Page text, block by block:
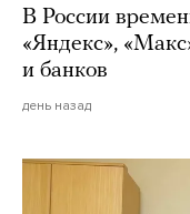
В России
«Яндекс»,
и банков
день назад